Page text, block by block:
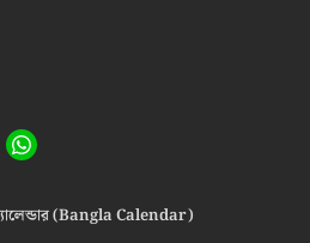
(Bangla Calendar)